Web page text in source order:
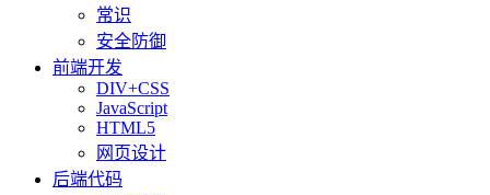
常识
安全防御
前端开发
DIV+CSS
JavaScript
HTML5
网页设计
后端代码